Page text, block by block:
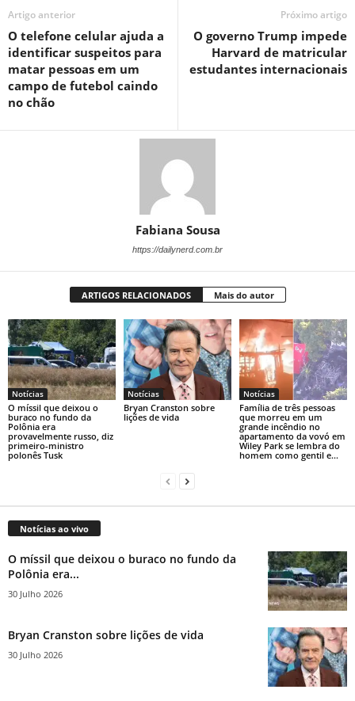
Artigo anterior
O telefone celular ajuda a
identificar suspeitos para
matar pessoas em um
campo de futebol caindo
no chão
Próximo artigo
O governo Trump impede
Harvard de matricular
estudantes internacionais
Fabiana Sousa
https://dailynerd.com.br
ARTIGOS RELACIONADOS Mais do autor
Notícias
O míssil que deixou o
buraco no fundo da
Polônia era
provavelmente russo, diz
primeiro-ministro
polonês Tusk
Notícias
Bryan Cranston sobre
lições de vida
Notícias
Família de três pessoas
que morreu em um
grande incêndio no
apartamento da vovó em
Wiley Park se lembra do
homem como gentil e...
Notícias ao vivo
O míssil que deixou o buraco no fundo da
Polônia era...
30 Julho 2026
Bryan Cranston sobre lições de vida
30 Julho 2026